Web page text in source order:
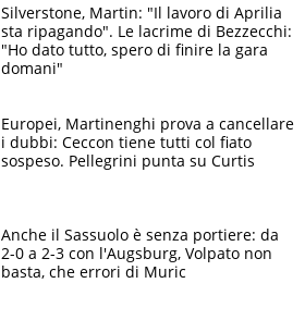
Silverstone, Martin: "Il lavoro di Aprilia
sta ripagando". Le lacrime di Bezzecchi:
"Ho dato tutto, spero di finire la gara
domani"
Europei, Martinenghi prova a cancellare
i dubbi: Ceccon tiene tutti col fiato
sospeso. Pellegrini punta su Curtis
Anche il Sassuolo è senza portiere: da
2-0 a 2-3 con l'Augsburg, Volpato non
basta, che errori di Muric